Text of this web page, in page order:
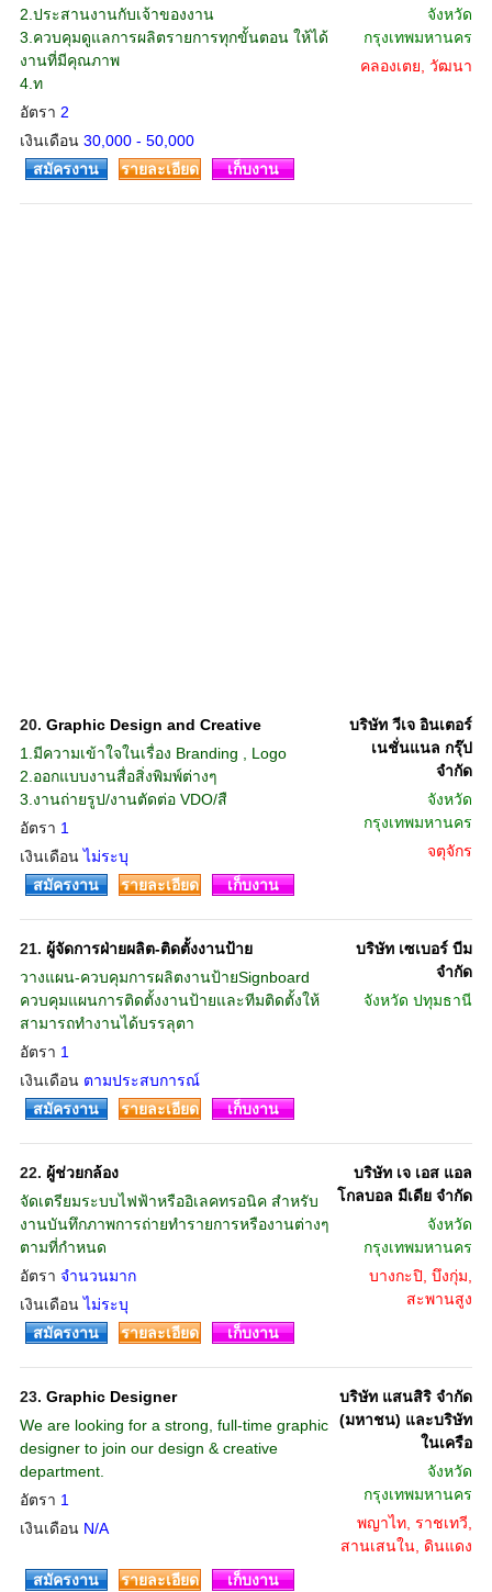
2.ประสานงานกับเจ้าของงาน
3.ควบคุมดูแลการผลิตรายการทุกขั้นตอน ให้ได้
งานที่มีคุณภาพ
4.ท
อัตรา 2
เงินเดือน 30,000 - 50,000
จังหวัด
กรุงเทพมหานคร
คลองเตย, วัฒนา
สมัครงาน รายละเอียด เก็บงาน
20. Graphic Design and Creative
1.มีความเข้าใจในเรื่อง Branding , Logo
2.ออกแบบงานสื่อสิ่งพิมพ์ต่างๆ
3.งานถ่ายรูป/งานตัดต่อ VDO/สื
อัตรา 1
เงินเดือนไม่ระบุ
บริษัท วีเจ อินเตอร์
เนชั่นแนล กรุ๊ป
จำกัด
จังหวัด
กรุงเทพมหานคร
จตุจักร
สมัครงาน
รายละเอียด เก็บงาน
21. ผู้จัดการฝ่ายผลิต-ติดตั้งงานป้าย
วางแผน-ควบคุมการผลิตงานป้ายSignboard
ควบคุมแผนการติดตั้งงานป้ายและทีมติดตั้งให้
สามารถทำงานได้บรรลุตา
อัตรา 1
เงินเดือน ตามประสบการณ์
บริษัท เซเบอร์ บีม
จำกัด
จังหวัด ปทุมธานี
สมัครงาน รายละเอียด เก็บงาน
22. ผู้ช่วยกล้อง
จัดเตรียมระบบไฟฟ้าหรืออิเลคทรอนิค สำหรับ
งานบันทึกภาพการถ่ายทำรายการหรืองานต่างๆ
ตามที่กำหนด
อัตรา จำนวนมาก
เงินเดือนไม่ระบุ
บริษัท เจ เอส แอล
โกลบอล มีเดีย จำกัด
จังหวัด
กรุงเทพมหานคร
บางกะปิ, บึงกุ่ม,
สะพานสูง
สมัครงาน
รายละเอียด เก็บงาน
23. Graphic Designer
We are looking for a strong, full-time graphic
designer to join our design & creative
department.
อัตรา 1
เงินเดือน N/A
บริษัท แสนสิริ จำกัด
(มหาชน) และบริษัท
ในเครือ
จังหวัด
กรุงเทพมหานคร
พญาไท, ราชเทวี,
สานเสนใน, ดินแดง
สมัครงาน
รายละเอียด เก็บงาน